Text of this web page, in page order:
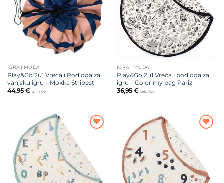
IGRA I MODA
Play&Go 2u1 Vreća i Podloga za
vanjsku igru – Mokka Stripest
44,95 € uklj. PDV
IGRA I MODA
Play&Go 2u1 Vreća i podloga za
igru – Color my bag Pariz
36,95 € uklj. PDV